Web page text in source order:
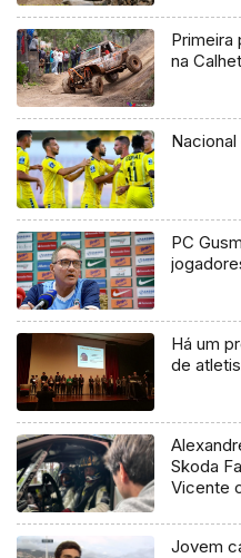
Primeira
na
PC
Há um
de
Skoda
Vicente
Jovem